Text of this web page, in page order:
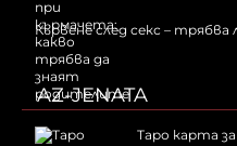
Кървене след секс –
AZ-JENATA
Таро карта